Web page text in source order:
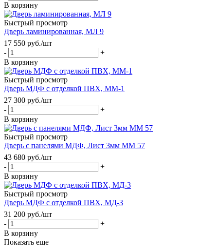
В корзину
Быстрый просмотр
Дверь ламинированная, МЛ 9
17 550 руб./шт
-
+
В корзину
Быстрый просмотр
Дверь МДФ с отделкой ПВХ, ММ-1
27 300 руб./шт
-
+
В корзину
Быстрый просмотр
Дверь с панелями МДФ, Лист 3мм ММ 57
43 680 руб./шт
-
+
В корзину
Быстрый просмотр
Дверь МДФ с отделкой ПВХ, МД-3
31 200 руб./шт
-
+
В корзину
Показать еще